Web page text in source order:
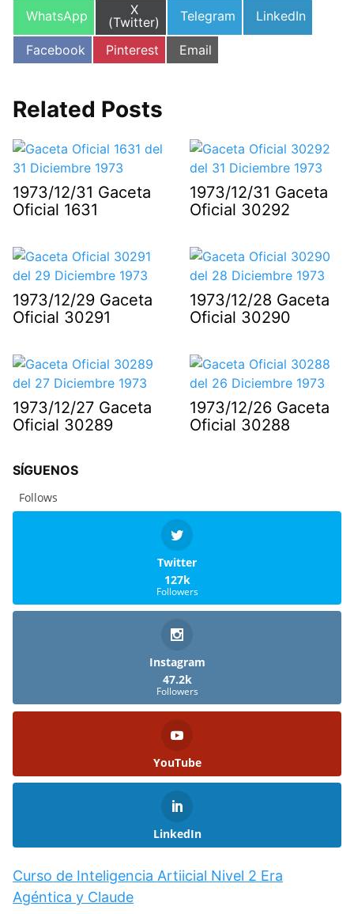
Compartir
WhatsApp
Compartir
en
X
(Twitter)
Compartir
Telegram
Compartir
LinkedIn
Compartir
en
Facebook
Compartir
en
Pinterest
Compartir
en
Email
Related Posts
1973/12/31 Gaceta
Oficial 1631
1973/12/31 Gaceta
Oficial 30292
1973/12/29 Gaceta
Oficial 30291
1973/12/28 Gaceta
Oficial 30290
1973/12/27 Gaceta
Oficial 30289
1973/12/26 Gaceta
Oficial 30288
SÍGUENOS
Follows
Twitter
127k
Followers
Instagram
47.2k
Followers
YouTube
LinkedIn
Curso de Inteligencia Artiicial Nivel 2 Era
Agéntica y Claude